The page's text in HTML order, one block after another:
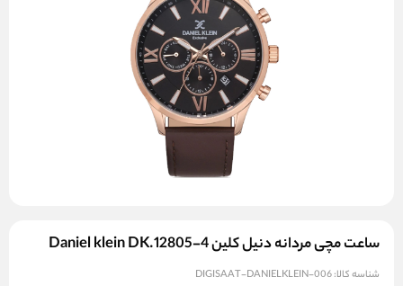
ساعت مچی مردانه دنیل کلین Daniel klein DK.12805-4
شناسه کالا:DIGISAAT-DANIELKLEIN-006